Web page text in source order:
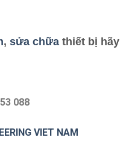
, sửa chữa thiết bị hãy
088
VIET NAM